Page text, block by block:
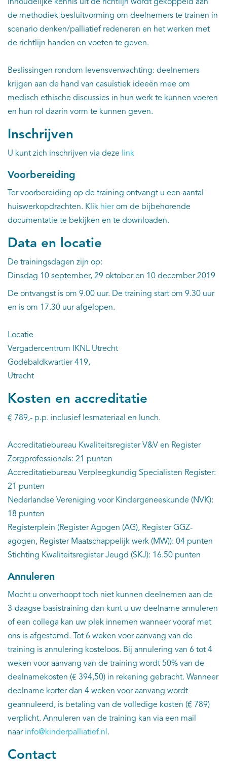
inhoudelijke kennis uit de richtlijn wordt gekoppeld aan
de methodiek besluitvorming om deelnemers te trainen in
scenario denken/palliatief redeneren en het werken met
de richtlijn handen en voeten te geven.
Beslissingen rondom levensverwachting: deelnemers
krijgen aan de hand van casuïstiek ideeën mee om
medisch ethische discussies in hun werk te kunnen voeren
en hun rol daarin vorm te kunnen geven.
Inschrijven
U kunt zich inschrijven via deze link
Voorbereiding
Ter voorbereiding op de training ontvangt u een aantal
huiswerkopdrachten. Klik hierom de bijbehorende
documentatie te bekijken en te downloaden.
Data en locatie
De trainingsdagen zijn op:
Dinsdag 10 september, 29 oktober en 10 december 2019
De ontvangst is om 9.00 uur. De training start om 9.30 uur
en is om 17.30 uur afgelopen.
Locatie
Vergadercentrum IKNL Utrecht
Godebaldkwartier 419,
Utrecht
Kosten en accreditatie
€ 789,- p.p. inclusief lesmateriaal en lunch.
Accreditatiebureau Kwaliteitsregister V&V en Register
Zorgprofessionals: 21 punten
Accreditatiebureau Verpleegkundig Specialisten Register:
21 punten
Nederlandse Vereniging voor Kindergeneeskunde (NVK):
18 punten
Registerplein (Register Agogen (AG), Register GGZ-
agogen, Register Maatschappelijk werk (MW)): 04 punten
Stichting Kwaliteitsregister Jeugd (SKJ): 16.50 punten
Annuleren
Mocht u onverhoopt toch niet kunnen deelnemen aan de
3-daagse basistraining dan kunt u uw deelname annuleren
of een collega kan uw plek innemen wanneer vooraf met
ons is afgestemd. Tot 6 weken voor aanvang van de
training is annulering kosteloos. Bij annulering van 6 tot 4
weken voor aanvang van de training wordt 50% van de
deelnamekosten (€ 394,50) in rekening gebracht. Wanneer
deelname korter dan 4 weken voor aanvang wordt
geannuleerd, is betaling van de volledige kosten (€ 789)
verplicht. Annuleren van de training kan via een mail
naar info@kinderpalliatief.nl .
Contact